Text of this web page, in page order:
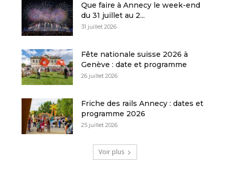
Que faire à Annecy le week-end
du 31 juillet au 2...
31 juillet 2026
Fête nationale suisse 2026 à
Genève : date et programme
26 juillet 2026
Friche des rails Annecy : dates et
programme 2026
25 juillet 2026
Voir plus